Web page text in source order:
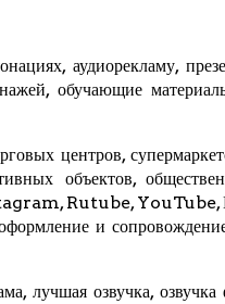
аудиорекламу,
обучающие
центров,
объектов,
Rutube,YouTube,
и
лучшая озвучка,